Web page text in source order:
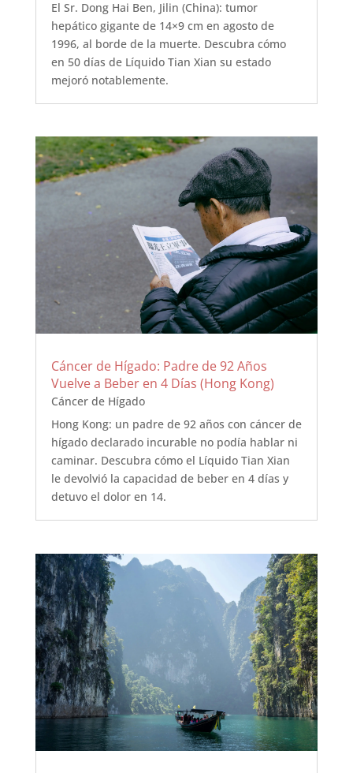
El Sr. Dong Hai Ben, Jilin (China): tumor
hepático gigante de 14×9 cm en agosto de
1996, al borde de la muerte. Descubra cómo
en 50 días de Líquido Tian Xian su estado
mejoró notablemente.
Cáncer de Hígado: Padre de 92 Años
Vuelve a Beber en 4 Días (Hong Kong)
Cáncer de Hígado
Hong Kong: un padre de 92 años con cáncer de
hígado declarado incurable no podía hablar ni
caminar. Descubra cómo el Líquido Tian Xian
le devolvió la capacidad de beber en 4 días y
detuvo el dolor en 14.